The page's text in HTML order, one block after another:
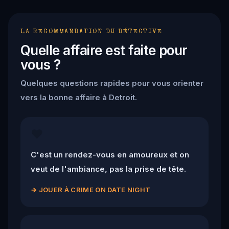
LA RECOMMANDATION DU DÉTECTIVE
Quelle affaire est faite pour
vous ?
Quelques questions rapides pour vous orienter
vers la bonne affaire à Detroit.
C'est un rendez-vous en amoureux et on
veut de l'ambiance, pas la prise de tête.
→ JOUER À CRIME ON DATE NIGHT